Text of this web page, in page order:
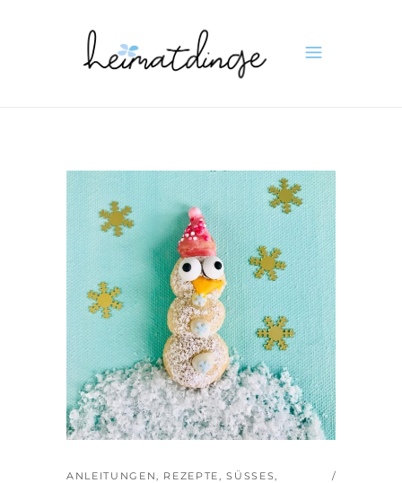
ANLEITUNGEN, REZEPTE,SÜSSES,